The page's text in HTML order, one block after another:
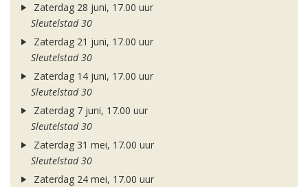
Zaterdag 28 juni, 17.00 uur
Sleutelstad 30
Zaterdag 21 juni, 17.00 uur
Sleutelstad 30
Zaterdag 14 juni, 17.00 uur
Sleutelstad 30
Zaterdag 7 juni, 17.00 uur
Sleutelstad 30
Zaterdag 31 mei, 17.00 uur
Sleutelstad 30
Zaterdag 24 mei, 17.00 uur